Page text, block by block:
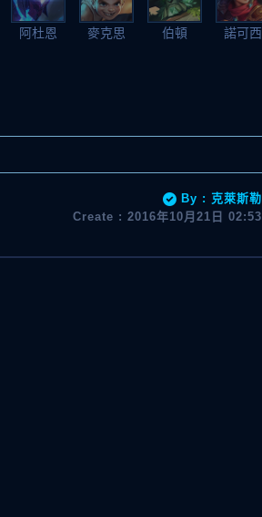
阿杜恩 麥克思 伯頓 諾可西
By : 克萊斯勒
Create : 2016年10月21日 02:53